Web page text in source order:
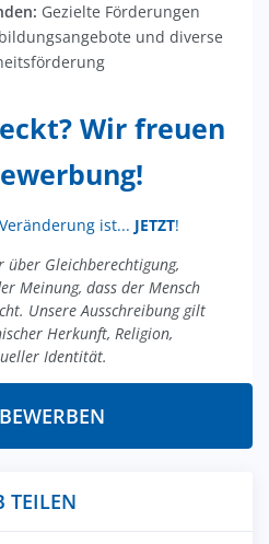
Gezielte Förderungen
und diverse
Wir freuen
ist... JETZT!
Gleichberechtigung,
Meinung, dass der Mensch
Unsere Ausschreibung gilt
Herkunft, Religion,
Identität.
TEILEN